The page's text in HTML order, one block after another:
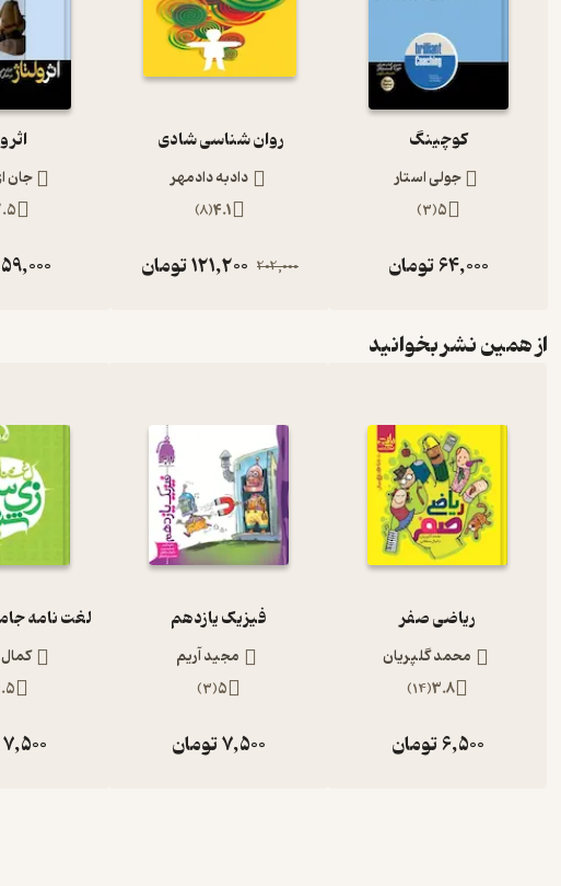
کوچینگ
جولی استار
5
(
3
)
64,000تومان
روان شناسی شادی
دادبه دادمهر
4.1
(
8
)
202,000
121,200تومان
اثر
جان
59,000
از همین نشر بخوانید
ریاضی صفر
محمد گلپریان
3.8
(
14
)
6,500تومان
فیزیک یازدهم
مجید آریم
5
(
3
)
7,500تومان 7,500